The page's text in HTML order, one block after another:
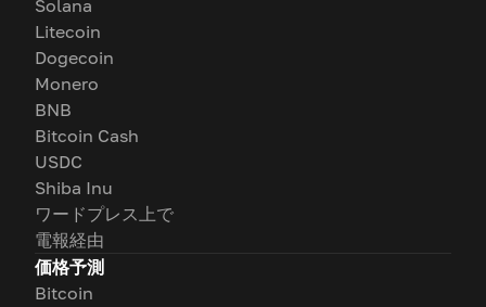
Solana
Litecoin
Dogecoin
Monero
BNB
Bitcoin Cash
USDC
Shiba Inu
ワードプレス上で
電報経由
価格予測
Bitcoin